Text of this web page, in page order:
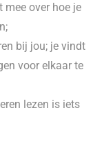
mee over hoe je
bij jou; je vindt
voor elkaar te
lezen is iets